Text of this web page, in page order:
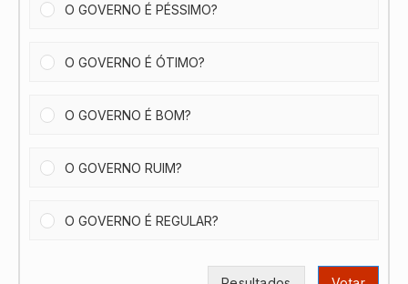
O GOVERNO É PÉSSIMO?
O GOVERNO É ÓTIMO?
O GOVERNO É BOM?
O GOVERNO RUIM?
O GOVERNO É REGULAR?